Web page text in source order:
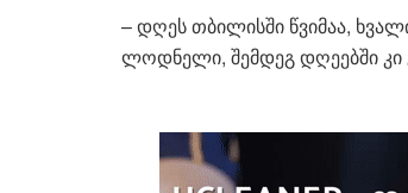
– დღეს თბი­ლის­ში წვი­მაა,
ლოდ­ნე­ლი, შემ­დეგ დღე­ებ­ში კი